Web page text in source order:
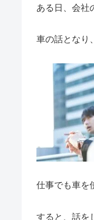
ある日、会社
車の話となり
仕事でも車を
すると、話を